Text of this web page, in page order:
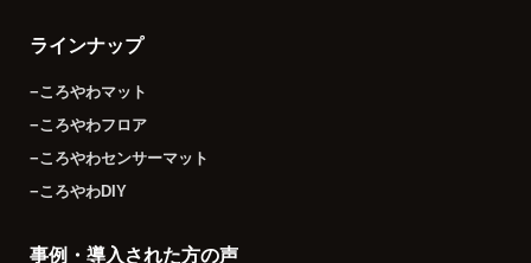
ラインナップ
−ころやわマット
−ころやわフロア
−ころやわセンサーマット
−ころやわDIY
事例・導入された方の声